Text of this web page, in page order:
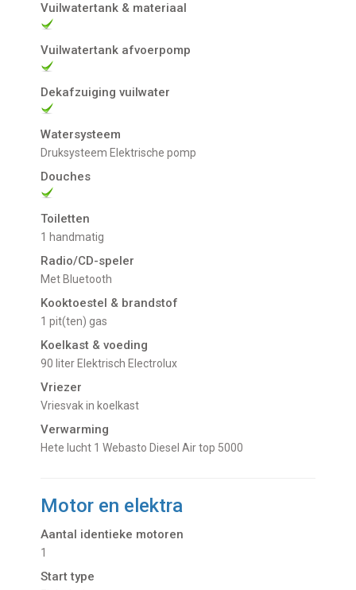
Vuilwatertank & materiaal
Vuilwatertank afvoerpomp
Dekafzuiging vuilwater
Watersysteem
Druksysteem Elektrische pomp
Douches
Toiletten
1 handmatig
Radio/CD-speler
met Bluetooth
Kooktoestel & brandstof
1 pit(ten) gas
Koelkast & voeding
90 liter Elektrisch Electrolux
Vriezer
Vriesvak in koelkast
Verwarming
Hete lucht 1 Webasto Diesel Air top 5000
Motor en elektra
Aantal identieke motoren
1
Start type